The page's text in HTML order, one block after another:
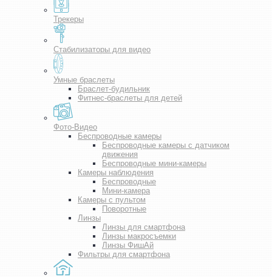
Трекеры
Стабилизаторы для видео
Умные браслеты
Браслет-будильник
Фитнес-браслеты для детей
Фото-Видео
Беспроводные камеры
Беспроводные камеры с датчиком
движения
Беспроводные мини-камеры
Камеры наблюдения
Беспроводные
Мини-камера
Камеры с пультом
Поворотные
Линзы
Линзы для смартфона
Линзы макросъемки
Линзы ФишАй
Фильтры для смартфона